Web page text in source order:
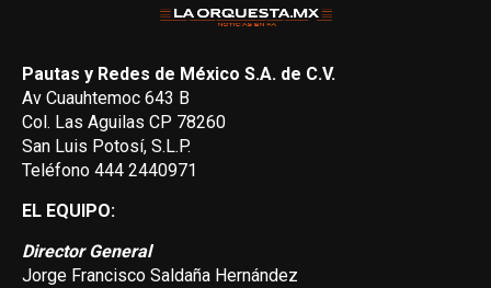
Pautas y Redes de México S.A. de C.V.
Av Cuauhtemoc 643 B
Col. Las Aguilas CP 78260
San Luis Potosí, S.L.P.
Teléfono 444 2440971
EL EQUIPO:
Director General
Jorge Francisco Saldaña Hernández